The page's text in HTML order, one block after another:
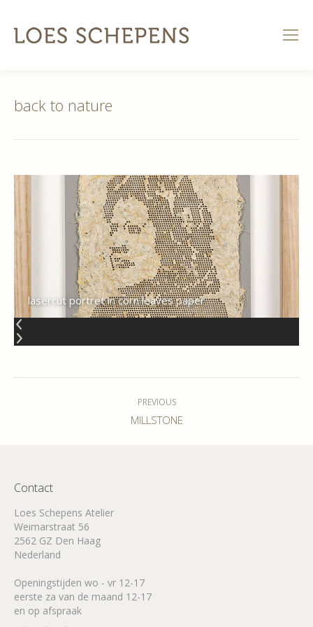
back to nature
lasercut portret in corn leaves paper
PREVIOUS
Previous
MILLSTONE
Contact
Loes Schepens Atelier
Weimarstraat 56
2562 GZ Den Haag
Nederland
Openingstijden wo - vr 12-17
eerste za van de maand 12-17
en op afspraak